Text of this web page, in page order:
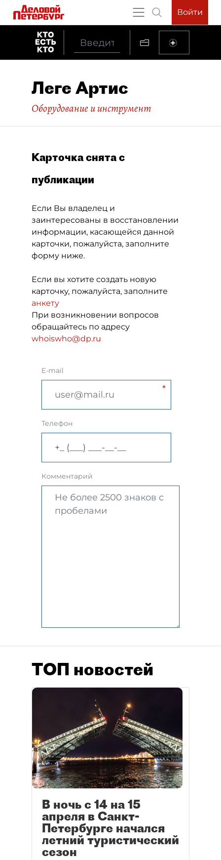
Войти
Леге Артис
Оборудование и инструмент
Карточка снята с
публикации
Если Вы владелец и
заинтересованы в восстановлении
информации, касающейся данной
карточки, пожалуйста, заполните
форму ниже.
Если вы хотите создать новую
карточку, пожалуйста, заполните
анкету
При возникновении вопросов
обращайтесь по адресу
whoiswho@dp.ru
E-mail
Телефон
Комментарий
ТОП новостей
В ночь с 14 на 15
апреля в Санкт-
Петербурге начался
летний туристический
сезон